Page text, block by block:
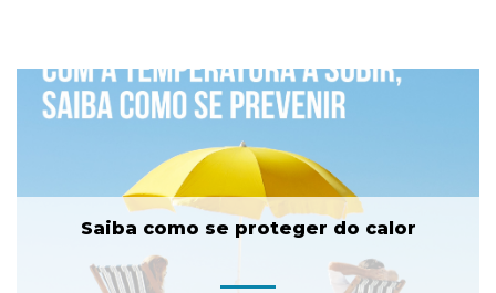
Saiba como se proteger do calor